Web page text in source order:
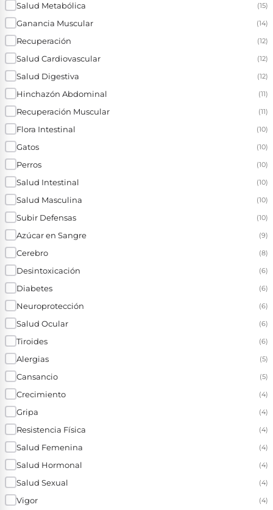
Salud Metabólica (15)
Ganancia Muscular (14)
Recuperación (12)
Salud Cardiovascular (12)
Salud Digestiva (12)
Hinchazón Abdominal (11)
Recuperación Muscular (11)
Flora Intestinal (10)
Gatos (10)
Perros (10)
Salud Intestinal (10)
Salud Masculina (10)
Subir Defensas (10)
Azúcar en Sangre (9)
Cerebro (8)
Desintoxicación (6)
Diabetes (6)
Neuroprotección (6)
Salud Ocular (6)
Tiroides (6)
Alergias (5)
Cansancio (5)
Crecimiento (4)
Gripa (4)
Resistencia Física (4)
Salud Femenina (4)
Salud Hormonal (4)
Salud Sexual (4)
Vigor (4)